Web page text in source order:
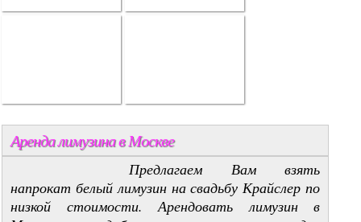
Аренда лимузина в Москве
Предлагаем Вам взять
напрокат белый лимузин на свадьбу Крайслер по
низкой стоимости. Арендовать лимузин в